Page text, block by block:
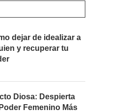
dejar de idealizar a
y recuperar tu
Diosa: Despierta
Femenino Más